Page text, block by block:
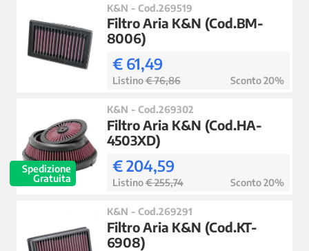
K&N - Cod.269519
Filtro Aria K&N (Cod.BM-
8006)
€ 61,49
Listino€ 76,86 Sconto 20%
Spedizione
Gratuita
K&N - Cod.269302
Filtro Aria K&N (Cod.HA-
4503XD)
€ 204,59
Listino€ 255,74 Sconto 20%
K&N - Cod.269291
Filtro Aria K&N (Cod.KT-
6908)